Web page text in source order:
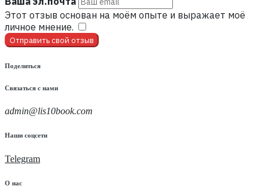
Этот отзыв основан на моём опыте и выражает моё
личное мнение.
Отправить свой отзыв
Поделиться
Связаться с нами
admin@lis10book.com
Наши соцсети
Telegram
О нас